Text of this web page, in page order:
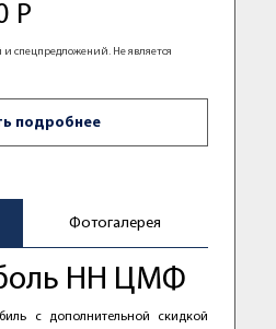
Р
и спецпредложений. Не является
подробнее
Фотогалерея
HН ЦМФ
с дополнительной скидкой